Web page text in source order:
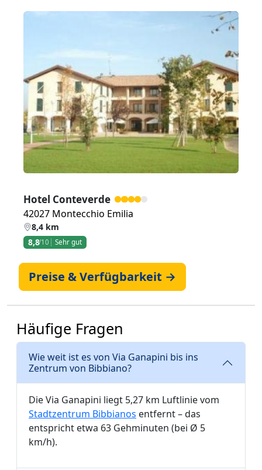
Zurück Weiter
Hotel Conteverde
42027 Montecchio Emilia
8,4 km
8,8/10 Sehr gut
Preise & Verfügbarkeit →
Häufige Fragen
Wie weit ist es von Via Ganapini bis ins
Zentrum von Bibbiano?
Die Via Ganapini liegt 5,27 km Luftlinie vom
Stadtzentrum Bibbianos entfernt – das
entspricht etwa 63 Gehminuten (bei Ø 5
km/h).